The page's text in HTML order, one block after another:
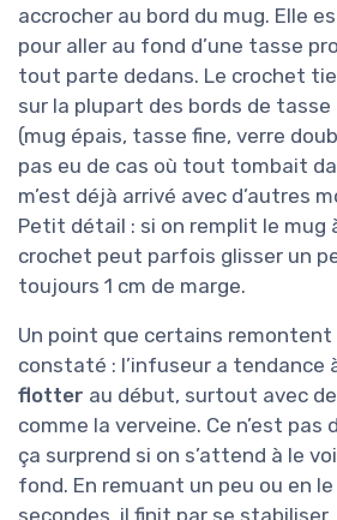
accrocher au bord du mug. Elle
pour aller au fond d’une tasse
tout parte dedans. Le crochet
sur la plupart des bords de tasse
(mug épais, tasse fine, verre
pas eu de cas où tout tombait
m’est déjà arrivé avec d’autres
Petit détail : si on remplit le mug
crochet peut parfois glisser un
toujours 1 cm de marge.
Un point que certains remontent
constaté : l’infuseur a tendance
flotter au début, surtout avec
comme la verveine. Ce n’est pas
ça surprend si on s’attend à le
fond. En remuant un peu ou en